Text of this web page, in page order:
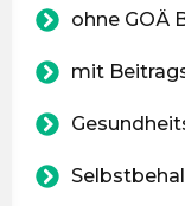
ohne GOÄ
mit